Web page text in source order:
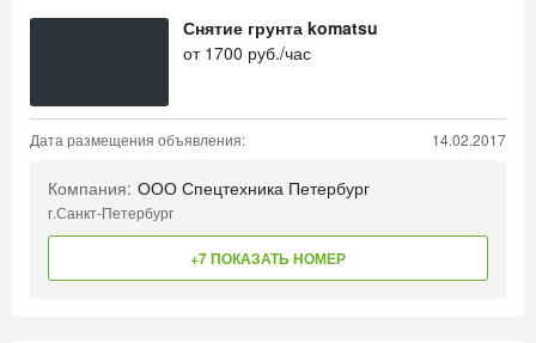
Снятие грунта komatsu
от 1700 руб./час
Дата размещения объявления: 14.02.2017
Компания: ООО Спецтехника Петербург
г.Санкт-Петербург
+7 ПОКАЗАТЬ НОМЕР